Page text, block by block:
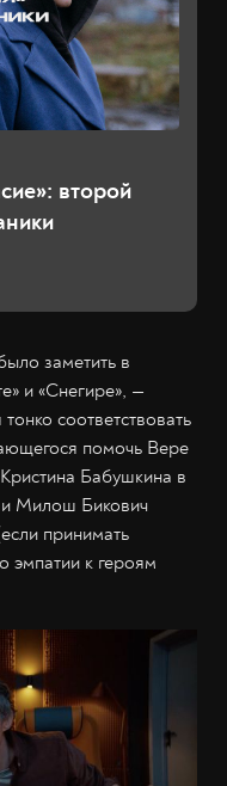
второй
заметить в
и «Снегире», —
соответствовать
помочь Вере
Бабушкина в
и Милош Бикович
принимать
эмпатии к героям